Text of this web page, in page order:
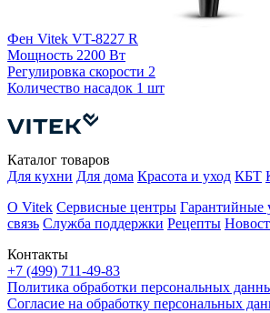
Фен Vitek VT-8227 R
Мощность 2200 Вт
Регулировка скорости 2
Количество насадок 1 шт
Контакты
+7 (499) 711-49-83
Каталог товаров
Для кухни Для дома Красота и уход КБТ
О Vitek Сервисные центры Гарантийные
связь Служба поддержки Рецепты
Политика обработки персональных
Согласие на обработку персональных